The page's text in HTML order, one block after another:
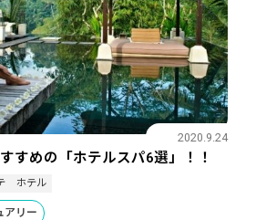
すめの「ホテルスパ6選」！！
2020.9.24
ホテル
アリー